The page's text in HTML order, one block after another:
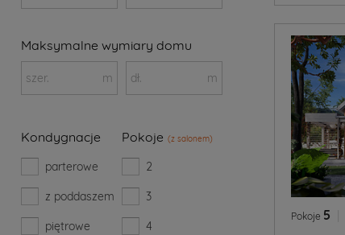
Pokoje 5
Maksymalne wymiary domu
szer. m dł. m
Kondygnacje
parterowe
z poddaszem
piętrowe
Pokoje (z salonem)
2
3
4